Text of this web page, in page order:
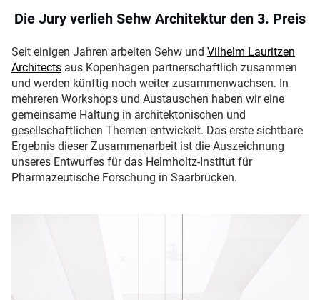
Die Jury verlieh Sehw Architektur den 3. Preis
Seit einigen Jahren arbeiten Sehw und Vilhelm Lauritzen
Architects aus Kopenhagen partnerschaftlich zusammen
und werden künftig noch weiter zusammenwachsen. In
mehreren Workshops und Austauschen haben wir eine
gemeinsame Haltung in architektonischen und
gesellschaftlichen Themen entwickelt. Das erste sichtbare
Ergebnis dieser Zusammenarbeit ist die Auszeichnung
unseres Entwurfes für das Helmholtz-Institut für
Pharmazeutische Forschung in Saarbrücken.